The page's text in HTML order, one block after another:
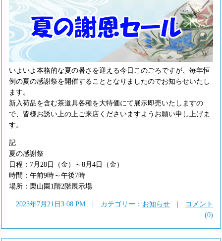
いよいよ本格的な夏の暑さを迎える今日このごろですが、毎年恒
例の夏の感謝祭を開催することとなりましたのでお知らせいたし
ます。
新入荷品を含む茶道具各種を大特価にて展示即売いたしますの
で、皆様お誘い上の上ご来店くださいますようお願い申し上げま
す。
記
夏の感謝祭
日程：7月28日（金）～8月4日（金）
時間：午前9時～午後7時
場所：栗山園1階2階展示場
2023年7月21日3:08 PM | カテゴリー： お知らせ
コメント
(0)